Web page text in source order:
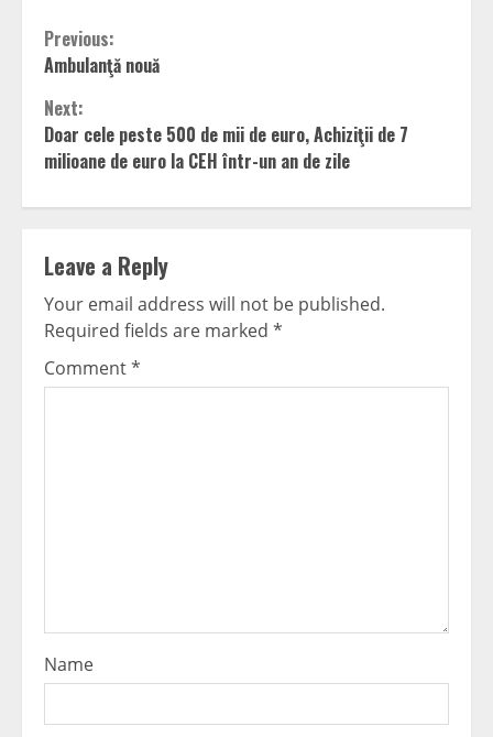
Continue
Reading
Previous:
Ambulanţă nouă
Next:
Doar cele peste 500 de mii de euro, Achiziţii de 7
milioane de euro la CEH într-un an de zile
Leave a Reply
Your email address will not be published.
Required fields are marked *
Comment*
Name